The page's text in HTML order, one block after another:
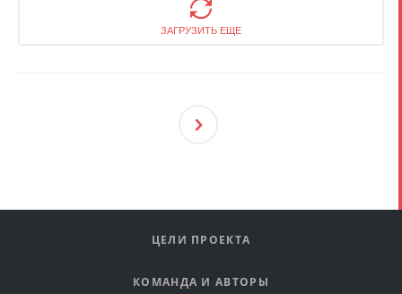
ЗАГРУЗИТЬ ЕЩЕ
Ующ
ЦЕЛИ ПРОЕКТА
КОМАНДА И АВТОРЫ